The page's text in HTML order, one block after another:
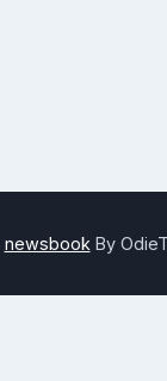
newsbook By